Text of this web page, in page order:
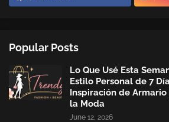
Popular Posts
Lo Que Usé Esta
Estilo Personal de 7
Inspiración de
la Moda
June 12, 2026